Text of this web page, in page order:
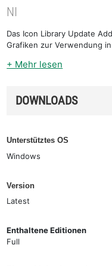
NI
Das Icon Library Update
Grafiken zur Verwendung
+ Mehr lesen
DOWNLOADS
Unterstütztes OS
Windows
Version
Latest
Enthaltene Editionen
Full